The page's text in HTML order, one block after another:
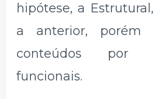
hipótese, a
a anterior, porém
conteúdos por
funcionais.